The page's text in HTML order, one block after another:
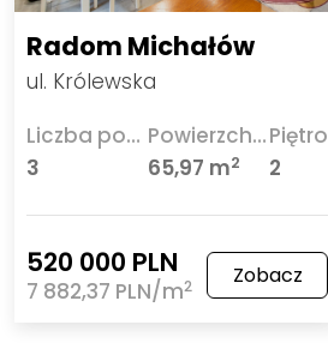
Radom Michałów
ul. Królewska
Liczba pokoi
3
Powierzchnia
65,97 m2
Piętro
2
520 000 PLN
7 882,37 PLN/m2 Zobacz